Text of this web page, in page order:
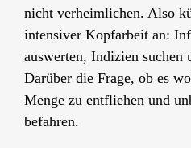
nicht verheimlichen. Also
intensiver Kopfarbeit an:
auswerten, Indizien suchen
Darüber die Frage, ob es
Menge zu entfliehen und
befahren.